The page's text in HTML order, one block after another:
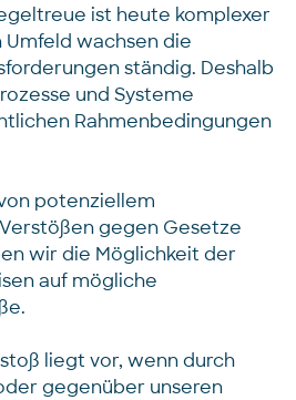
ist heute komplexer
wachsen die
ständig. Deshalb
und Systeme
Rahmenbedingungen
potenziellem
gegen Gesetze
wir die Möglichkeit der
auf mögliche
liegt vor, wenn durch
gegenüber unseren